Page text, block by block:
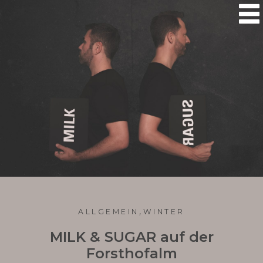

ALLGEMEIN , WINTER
MILK & SUGAR auf der
Forsthofalm